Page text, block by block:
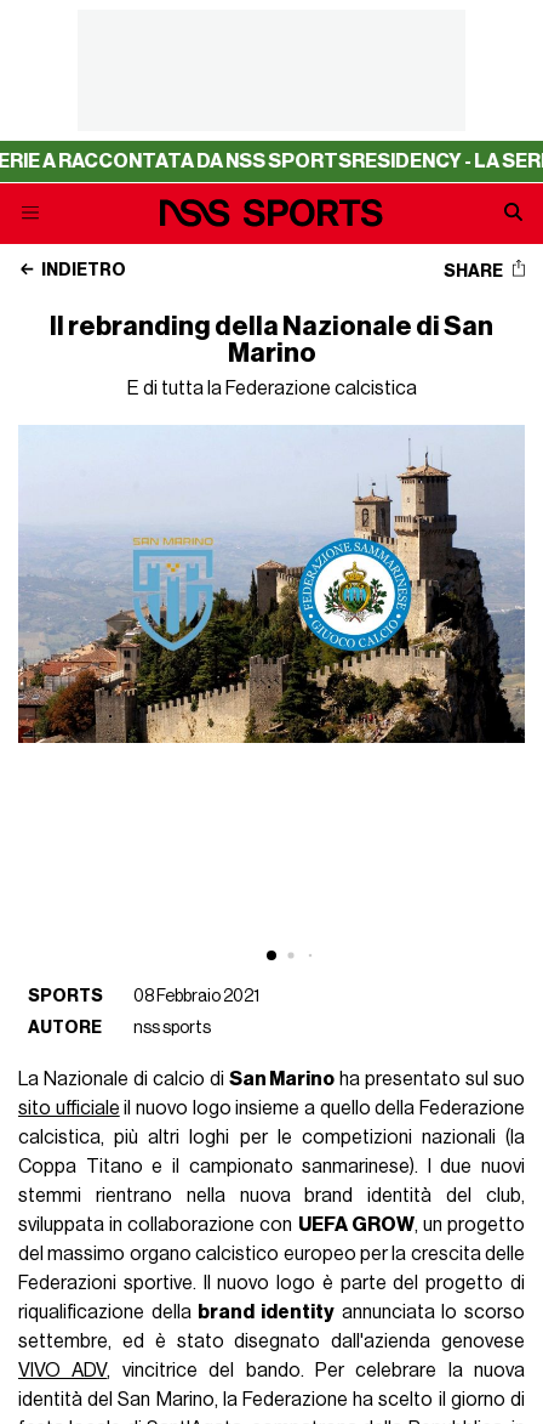
DA NSS SPORTSRESIDENCY - LA SERIE A
INDIETRO SHARE
Il rebranding della Nazionale di San
Marino
E di tutta la Federazione calcistica
SPORTS
08 Febbraio 2021
AUTORE
nss sports
La Nazionale di calcio di San Marino ha presentato sul suo
sito ufficiale il nuovo logo insieme a quello della Federazione
calcistica, più altri loghi per le competizioni nazionali (la
Coppa Titano e il campionato sanmarinese). I due nuovi
stemmi rientrano nella nuova brand identità del club,
sviluppata in collaborazione con UEFA GROW, un progetto
del massimo organo calcistico europeo per la crescita delle
Federazioni sportive. Il nuovo logo è parte del progetto di
riqualificazione della brand identity annunciata lo scorso
settembre, ed è stato disegnato dall'azienda genovese
VIVO ADV, vincitrice del bando. Per celebrare la nuova
identità del San Marino, la Federazione ha scelto il giorno di